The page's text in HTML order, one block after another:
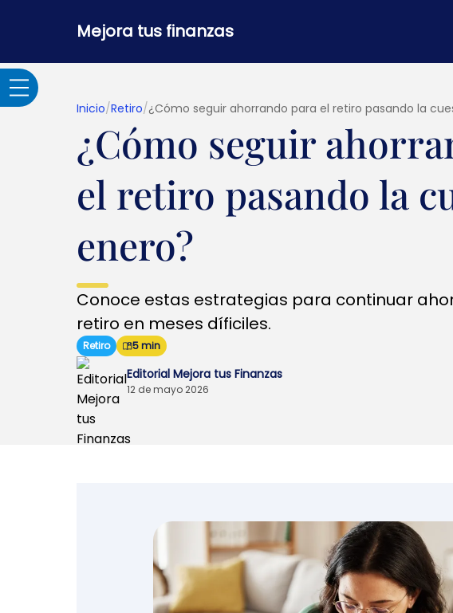
Mejora tus finanzas
Adultos Mayores
Banca por internet y
Crédito hipotecario
Créditos y
préstamos
Emprendedores y
Envíos de dinero
Inicio/Retiro/¿Cómo seguir ahorrando para el retiro pasando la
¿Cómo seguir
el retiro pasando la
enero?
Conoce estas estrategias para continuar
retiro en meses díficiles.
Retiro 5 min
Editorial Mejora tus Finanzas
12 de mayo 2026